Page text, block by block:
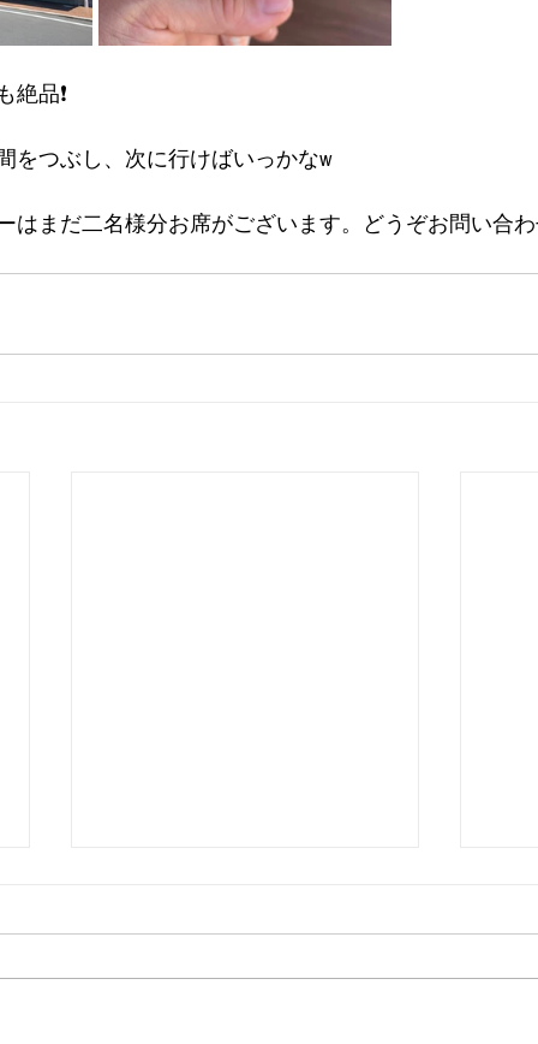
品❗️
をつぶし、次に行けばいっかなw
はまだ二名様分お席がございます。どうぞお問い合